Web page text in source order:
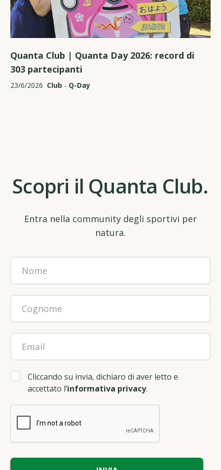
Quanta Club | Quanta Day 2026: record di
303 partecipanti
23/6/2026 Club - Q-Day
Scopri il Quanta Club.
Entra nella community degli sportivi per
natura.
Cliccando su invia, dichiaro di aver letto e
accettato l’informativa privacy.